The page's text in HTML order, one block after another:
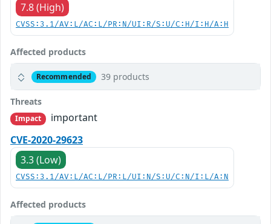
7.8 (High)
CVSS:3.1/AV:L/AC:L/PR:N/UI:R/S:U/C:H/I:H/A:H
Affected products
Recommended 39 products
Threats
Impact
important
CVE-2020-29623
3.3 (Low)
CVSS:3.1/AV:L/AC:L/PR:L/UI:N/S:U/C:N/I:L/A:N
Affected products